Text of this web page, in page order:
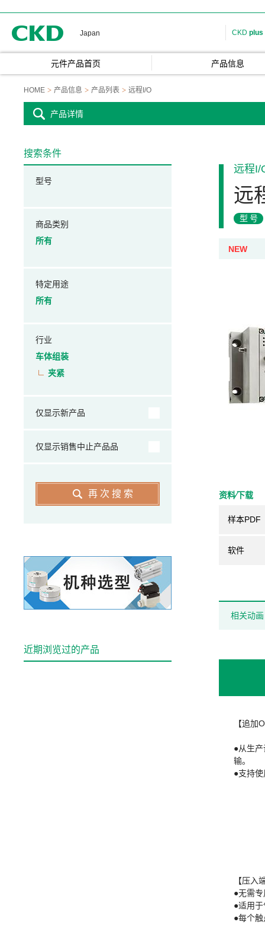
Japan CKD plus
元件产品首页 产品信息
HOME 产品信息 产品列表 远程I/O
产品详情
远程I/
远
型号
NEW
资料⁄下载
样本PDF
软件
相关动画
【追加
●从生
输。
●支持
【压入
●无需
●适用
●每个
搜索条件
型号
商品类别
所有
特定用途
所有
行业
车体组装
夹紧
仅显示新产品
仅显示销售中止产品品
再次搜索
近期浏览过的产品